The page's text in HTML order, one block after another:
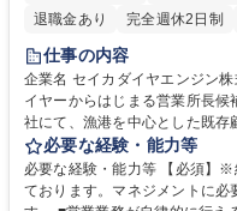
退職金あり
完全週休2日制
仕事の内容
企業名 セイカダイヤエンジン株式会社 求人名 東京営業所【
イヤーからはじまる営業所長候補 仕事の内容 ◎舶用エンジン等を扱
社にて、漁港を中心とした既
務をお任せします。 ゆくゆくは
体的には】 ■漁港の漁師を中心
体に関するニーズをヒアリング
必要な経験・能力等
必要な経験・能力等 【必須】
ております。マネジメントに必